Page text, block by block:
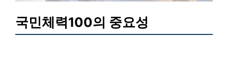
국민체력100의 중요성